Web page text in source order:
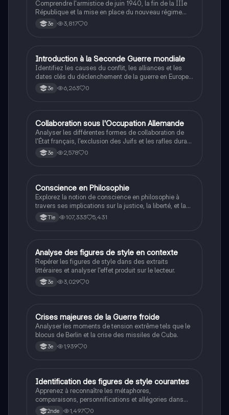
Comprendre l'armistice de juin 1940, la fin de la IIIe
République et la mise en place du nouveau régime
autoritaire de Philippe Pétain.
3e 3,817 0
IHistoire
Introduction à la Seconde Guerre mondiale
Identifiez les causes du conflit, les alliances et les
dates clés du déclenchement de la guerre en Europe
et dans le Pacifique.
3e 6,263 0
CHistoire
Collaboration sous l'Occupation Allemande
Analyser les différentes formes de collaboration de
l'État français, l'exclusion des Juifs et les rafles durant
la Seconde Guerre mondiale.
3e 2,578 0
Philosophie
Conscience en Philosophie
Explorez la notion de conscience en philosophie à
travers ses implications sur la justice, la liberté, et la
connaissance. Cette fiche de révision aborde les
débats philosophiques sur la conscience, le cogito, et
étudiants en philosophie cherchant à approfondir leur
compréhension des enjeux éthiques et existentiels.
Tle 107,333 5,431
AFrançais
Analyse des figures de style en contexte
Repérer les figures de style dans des extraits
littéraires et analyser l'effet produit sur le lecteur.
3e 3,029 0
CHistoire
Crises majeures de la Guerre froide
Analyser les moments de tension extrême tels que le
blocus de Berlin et la crise des missiles de Cuba.
3e 1,939 0
IFrançais
Identification des figures de style courantes
Apprenez à reconnaître les métaphores,
comparaisons, personnifications et allégories dans
des phrases simples.
2nde 1,497 0